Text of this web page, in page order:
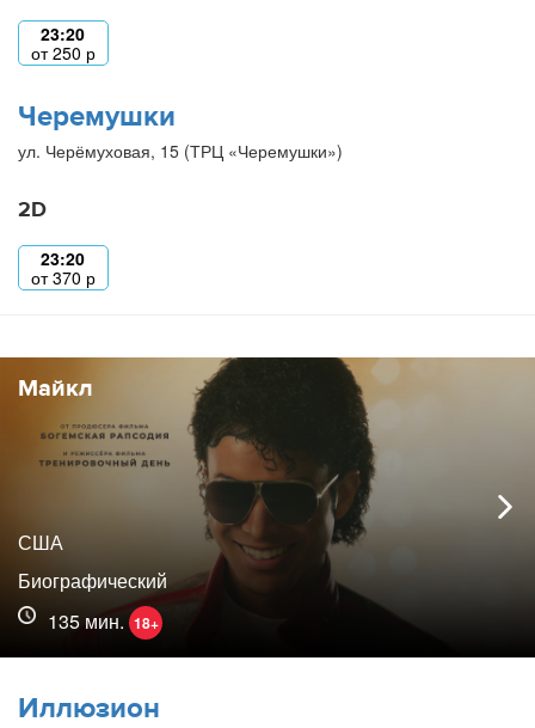
23:20
от250 р
Черемушки
ул. Черёмуховая, 15 (ТРЦ «Черемушки»)
2D
23:20
от370 р
Майкл
США
Биографический
135 мин. 18+
Иллюзион